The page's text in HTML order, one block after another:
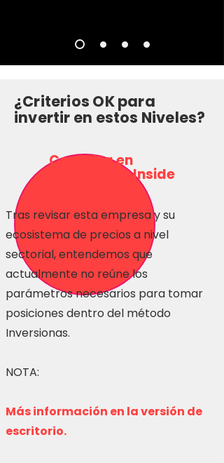
¿Criterios OK para
invertir en estos Niveles?
Consulta en
Inversionas Inside
Tras revisar esta empresa y su
ecosistema de precios a nivel
sectorial, entendemos que
actualmente no reúne los
parámetros necesarios para tomar
posiciones dentro del método
Inversionas.
NOTA:
Más información en la versión de
escritorio.